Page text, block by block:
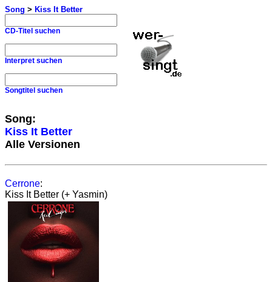
Song > Kiss It Better
CD-Titel suchen
Interpret suchen
Songtitel suchen
Song:
Kiss It Better
Alle Versionen
Cerrone:
Kiss It Better (+ Yasmin)